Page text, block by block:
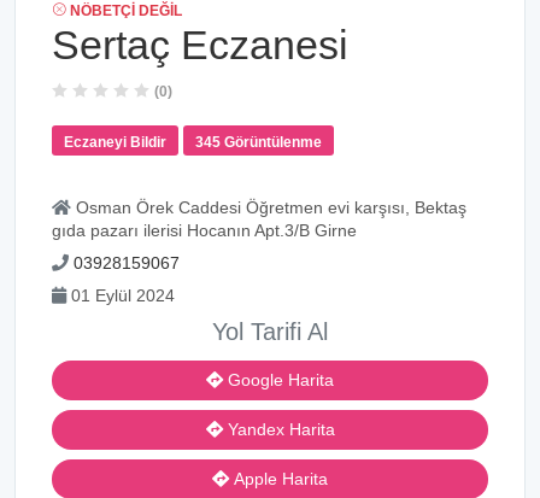
NÖBETÇI DEĞIL
Sertaç Eczanesi
(0)
Eczaneyi Bildir 345 Görüntülenme
Osman Örek Caddesi Öğretmen evi karşısı, Bektaş
gıda pazarı ilerisi Hocanın Apt.3/B Girne
03928159067
01 Eylül 2024
Yol Tarifi Al
Google Harita
Yandex Harita
Apple Harita